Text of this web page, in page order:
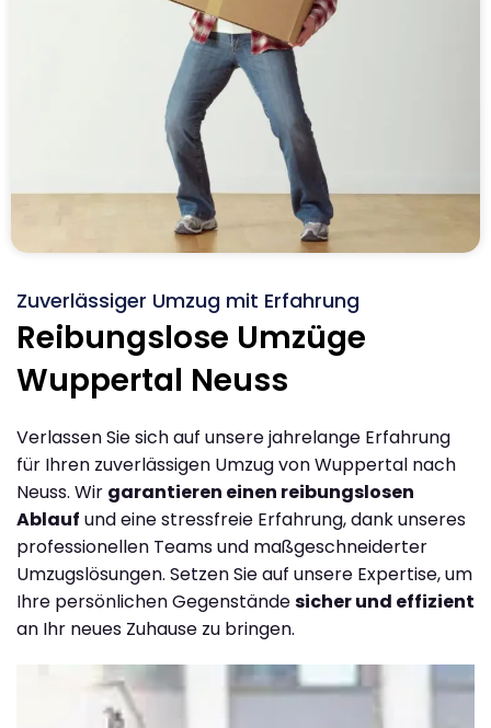
Zuverlässiger Umzug mit Erfahrung
Reibungslose Umzüge
Wuppertal Neuss
Verlassen Sie sich auf unsere jahrelange Erfahrung
für Ihren zuverlässigen Umzug von Wuppertal nach
Neuss. Wir garantieren einen reibungslosen
Ablauf und eine stressfreie Erfahrung, dank unseres
professionellen Teams und maßgeschneiderter
Umzugslösungen. Setzen Sie auf unsere Expertise, um
Ihre persönlichen Gegenständesicher und effizient
an Ihr neues Zuhause zu bringen.